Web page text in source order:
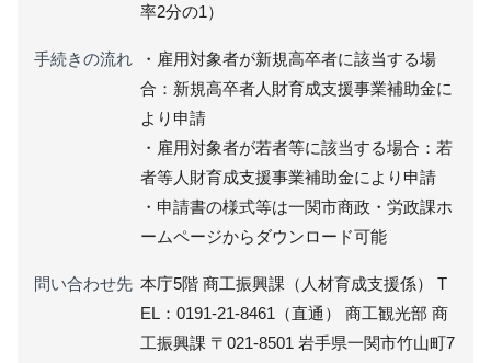
率2分の1）
手続きの流れ
・雇用対象者が新規高卒者に該当する場
合：新規高卒者人財育成支援事業補助金に
より申請
・雇用対象者が若者等に該当する場合：若
者等人財育成支援事業補助金により申請
・申請書の様式等は一関市商政・労政課ホ
ームページからダウンロード可能
問い合わせ先 本庁5階 商工振興課（人材育成支援係） T
EL：0191-21-8461（直通） 商工観光部 商
工振興課 〒021-8501 岩手県一関市竹山町7